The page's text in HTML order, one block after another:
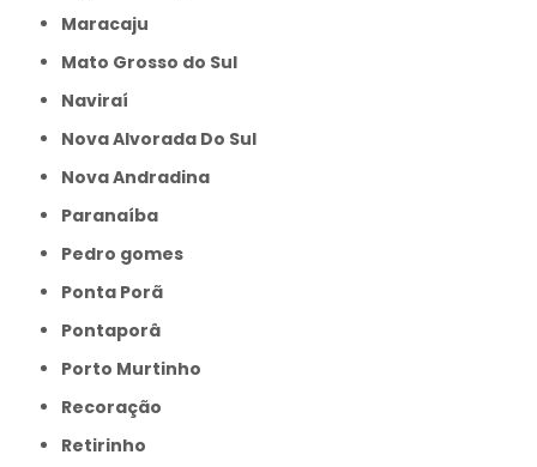
Maracaju
Mato Grosso do Sul
Naviraí
Nova Alvorada Do Sul
Nova Andradina
Paranaíba
Pedro gomes
Ponta Porã
Pontaporâ
Porto Murtinho
Recoração
Retirinho